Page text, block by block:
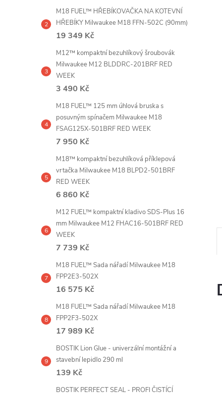
e
l
M18 FUEL™ HŘEBÍKOVAČKA NA KOTEVNÍ
HŘEBÍKY Milwaukee M18 FFN-502C (90mm)
19 349 Kč
M12™ kompaktní bezuhlíkový šroubovák
Milwaukee M12 BLDDRC-201BRF RED
WEEK
3 490 Kč
M18 FUEL™ 125 mm úhlová bruska s
posuvným spínačem Milwaukee M18
FSAG125X-501BRF RED WEEK
7 950 Kč
M18™ kompaktní bezuhlíková příklepová
vrtačka Milwaukee M18 BLPD2-501BRF
RED WEEK
6 860 Kč
M12 FUEL™ kompaktní kladivo SDS-Plus 16
mm Milwaukee M12 FHAC16-501BRF RED
WEEK
7 739 Kč
M18 FUEL™ Sada nářadí Milwaukee M18
FPP2E3-502X
16 575 Kč
M18 FUEL™ Sada nářadí Milwaukee M18
FPP2F3-502X
17 989 Kč
BOSTIK Lion Glue - univerzální montážní a
stavební lepidlo 290 ml
139 Kč
BOSTIK PERFECT SEAL - PROFI ČISTÍCÍ